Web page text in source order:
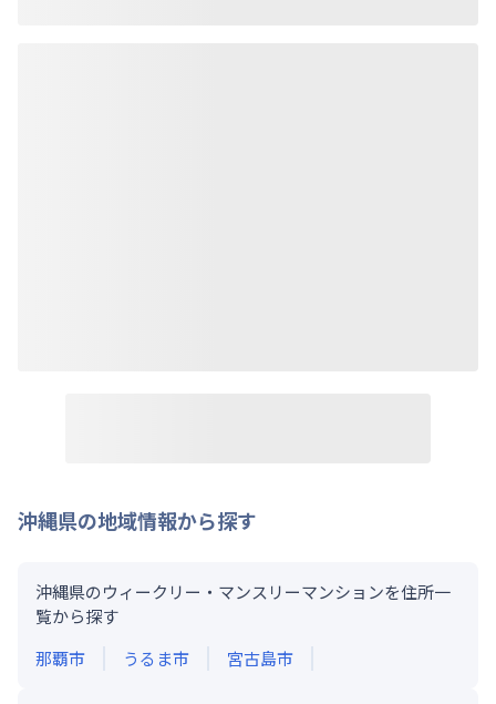
沖縄県の地域情報から探す
沖縄県のウィークリー・マンスリーマンションを住所一
覧から探す
那覇市
うるま市 宮古島市